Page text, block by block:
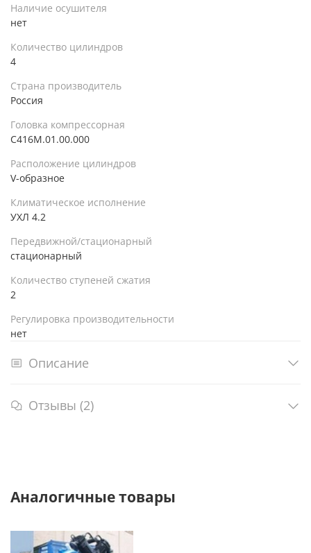
Наличие осушителя
нет
Количество цилиндров
4
Страна производитель
Россия
Головка компрессорная
C416М.01.00.000
Расположение цилиндров
V-образное
Климатическое исполнение
УХЛ 4.2
Передвижной/стационарный
стационарный
Количество ступеней сжатия
2
Регулировка производительности
нет
Описание
Отзывы (2)
Аналогичные товары